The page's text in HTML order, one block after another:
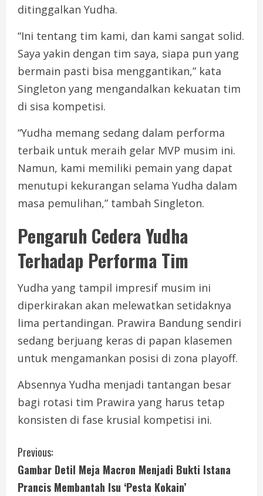
ditinggalkan Yudha.
“Ini tentang tim kami, dan kami sangat solid.
Saya yakin dengan tim saya, siapa pun yang
bermain pasti bisa menggantikan,” kata
Singleton yang mengandalkan kekuatan tim
di sisa kompetisi.
“Yudha memang sedang dalam performa
terbaik untuk meraih gelar MVP musim ini.
Namun, kami memiliki pemain yang dapat
menutupi kekurangan selama Yudha dalam
masa pemulihan,” tambah Singleton.
Pengaruh Cedera Yudha
Terhadap Performa Tim
Yudha yang tampil impresif musim ini
diperkirakan akan melewatkan setidaknya
lima pertandingan. Prawira Bandung sendiri
sedang berjuang keras di papan klasemen
untuk mengamankan posisi di zona playoff.
Absennya Yudha menjadi tantangan besar
bagi rotasi tim Prawira yang harus tetap
konsisten di fase krusial kompetisi ini.
C
o
Previous:
Gambar Detil Meja Macron Menjadi Bukti Istana
Prancis Membantah Isu ‘Pesta Kokain’